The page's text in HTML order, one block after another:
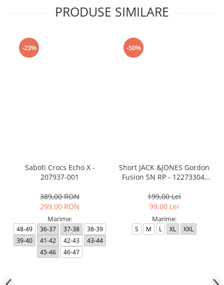
PRODUSE SIMILARE
-23%
Saboti Crocs Echo X -
207937-001
389,00 RON
299,00 RON
Marime:
48-49 36-37 37-38
38-39
39-40
41-42 42-43
43-44
45-46
46-47
-50%
Short JACK &JONES Gordon
Fusion SN RP - 12273304-
199,00 Lei
99,00 Lei
Marime:
S M L XL XXL